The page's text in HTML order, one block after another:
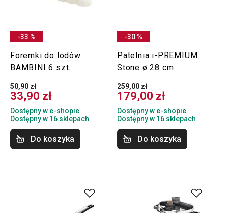
-33 %
Foremki do lodów
BAMBINI 6 szt.
50,90 zł
33,90 zł
Dostępny w e-shopie
Dostępny w 16 sklepach
Do koszyka
-30 %
Patelnia i-PREMIUM
Stone ø 28 cm
259,00 zł
179,00 zł
Dostępny w e-shopie
Dostępny w 16 sklepach
Do koszyka